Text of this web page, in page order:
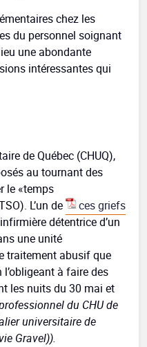
chez les
du personnel soignant
une abondante
intéressantes qui
de Québec (CHUQ),
au tournant des
le «temps
L’un de
ces griefs
détentrice d’un
une unité
traitement abusif que
à faire des
les nuits du 30 mai et
du CHU de
universitaire de
Gravel)).